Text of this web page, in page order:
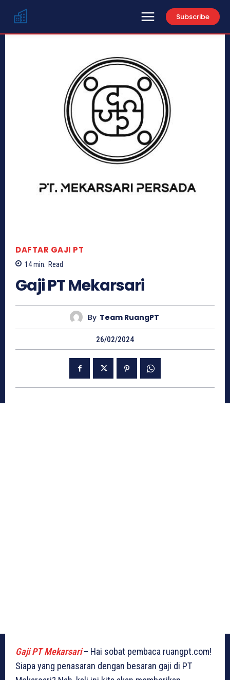
Subscribe
DAFTAR GAJI PT
14min. Read
Gaji PT Mekarsari
By Team RuangPT
26/02/2024
Gaji PT Mekarsari– Hai sobat pembaca ruangpt.com!
Siapa yang penasaran dengan besaran gaji di PT